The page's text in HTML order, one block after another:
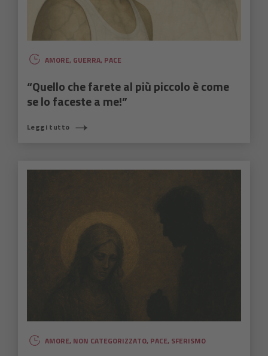
AMORE, GUERRA, PACE
“Quello che farete al più piccolo è come
se lo faceste a me!”
Leggi tutto
AMORE, NON CATEGORIZZATO, PACE, SFERISMO